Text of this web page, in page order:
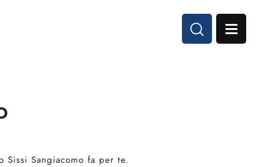
Sangiacomo fa per te.